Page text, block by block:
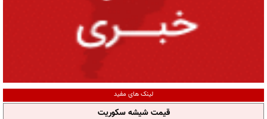
لینک های مفید
قیمت شیشه سکوریت